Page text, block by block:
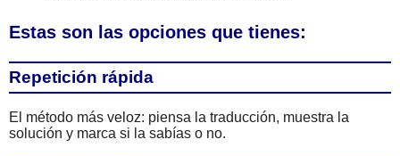
Estas son las opciones que tienes:
Repetición rápida
El método más veloz: piensa la traducción, muestra la
solución y marca si la sabías o no.